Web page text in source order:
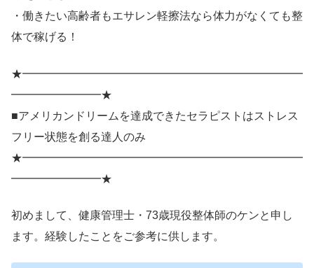
・働きたい高齢者もエサレン軽擦法なら体力がなくても整
体で稼げる！
★━━━━━━━━━━━━━━━━━━━━━━━━━
━━━━━━━━★
■アメリカンドリームを達成できたセラピストはストレス
フリー状態を創る達人のみ
★━━━━━━━━━━━━━━━━━━━━━━━━━
━━━━━━━━★
初めまして、健康管理士・73歳現役整体師のケンと申し
ます。経験したことをご参考に供します。